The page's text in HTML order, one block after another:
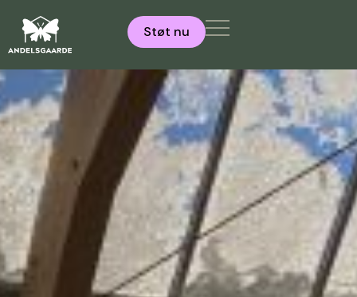
Støt nu